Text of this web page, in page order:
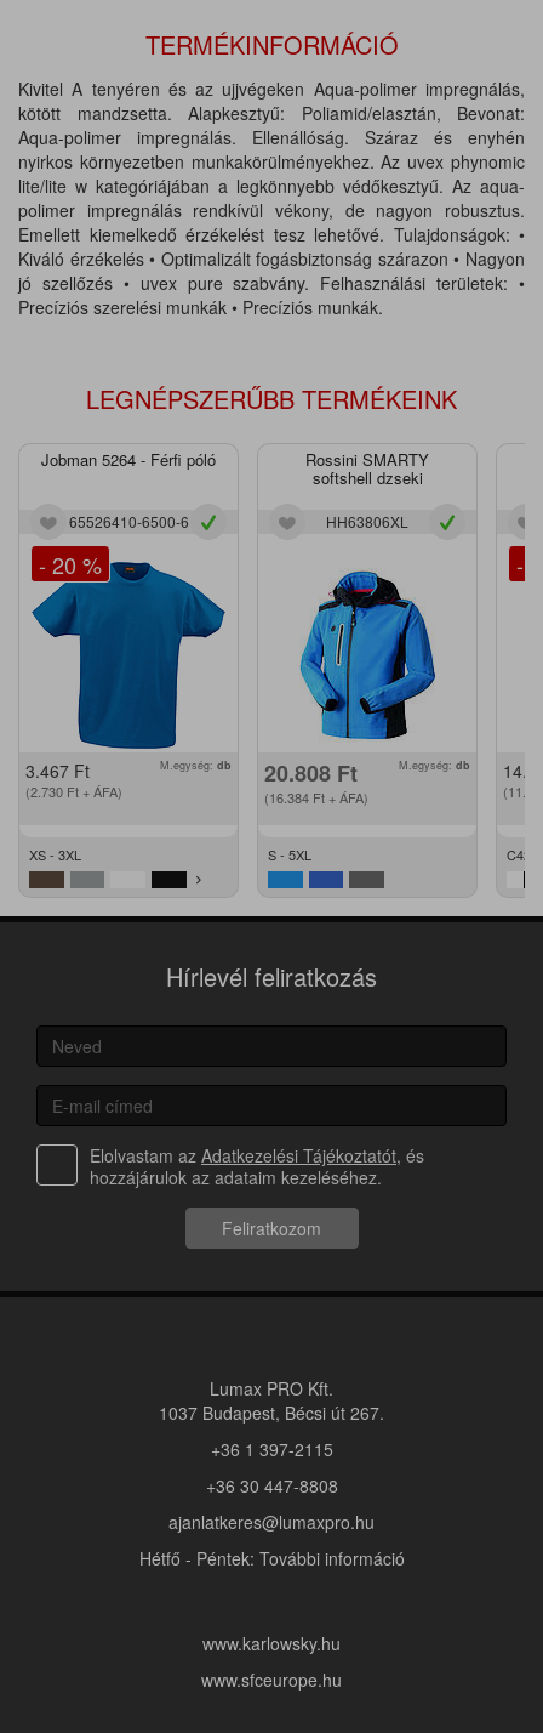
TERMÉKINFORMÁCIÓ
Kivitel A tenyéren és az ujjvégeken Aqua-polimer impregnálás,
kötött mandzsetta. Alapkesztyű: Poliamid/elasztán, Bevonat:
Aqua-polimer impregnálás. Ellenállóság. Száraz és enyhén
nyirkos környezetben munkakörülményekhez. Az uvex phynomic
lite/lite w kategóriájában a legkönnyebb védőkesztyű. Az aqua-
polimer impregnálás rendkívül vékony, de nagyon robusztus.
Emellett kiemelkedő érzékelést tesz lehetővé. Tulajdonságok: •
Kiváló érzékelés • Optimalizált fogásbiztonság szárazon • Nagyon
jó szellőzés • uvex pure szabvány. Felhasználási területek: •
Precíziós szerelési munkák • Precíziós munkák.
LEGNÉPSZERŰBB TERMÉKEINK
Jobman 5264 - Férfi póló
65526410-6500-6
- 20 %
3.467 Ft
(2.730 Ft + ÁFA)
M.egység: db
XS - 3XL
Rossini SMARTY
softshell dzseki
HH63806XL
20.808 Ft
(16.384 Ft + ÁFA)
M.egység: db
S - 5XL
-
C42 -
Hírlevél feliratkozás
Elolvastam az Adatkezelési Tájékoztatót, és
hozzájárulok az adataim kezeléséhez.
Feliratkozom
Lumax PRO Kft.
1037 Budapest, Bécsi út 267.
+36 1 397-2115
+36 30 447-8808
ajanlatkeres@lumaxpro.hu
Hétfő - Péntek: További információ
www.karlowsky.hu
www.sfceurope.hu